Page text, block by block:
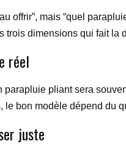
offrir”, mais “quel
trois dimensions qui fait la
réel
pliant sera
bon modèle dépend du
juste